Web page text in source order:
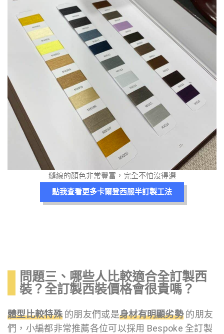
縫線的顏色非常豐富，完全不怕沒得選
點我查看更多卡爾登西服半訂製工法
問題三、哪些人比較適合全訂製西
裝？全訂製西裝價格會很貴嗎？
體型比較特殊的朋友們或是身材有明顯劣勢的朋友
們，小編都非常推薦各位可以採用 Bespoke 全訂製